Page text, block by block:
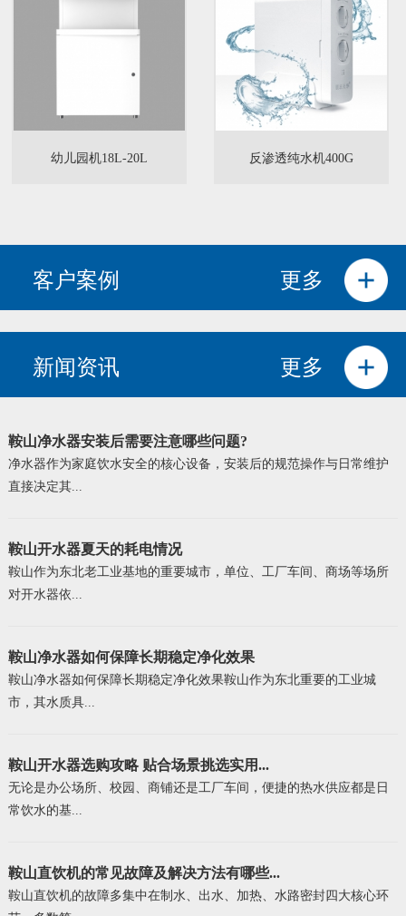
幼儿园机18L-20L 反渗透纯水机400G
客户案例 更多
新闻资讯 更多
鞍山净水器安装后需要注意哪些问题?
净水器作为家庭饮水安全的核心设备，安装后的规范操作与日常维护
直接决定其...
鞍山开水器夏天的耗电情况
鞍山作为东北老工业基地的重要城市，单位、工厂车间、商场等场所
对开水器依...
鞍山净水器如何保障长期稳定净化效果
鞍山净水器如何保障长期稳定净化效果鞍山作为东北重要的工业城
市，其水质具...
鞍山开水器选购攻略 贴合场景挑选实用...
无论是办公场所、校园、商铺还是工厂车间，便捷的热水供应都是日
常饮水的基...
鞍山直饮机的常见故障及解决方法有哪些...
鞍山直饮机的故障多集中在制水、出水、加热、水路密封四大核心环